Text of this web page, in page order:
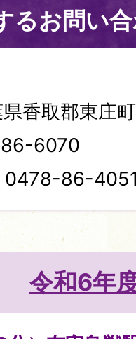
るお問い
香取郡東庄
6070
0478-86-
令和6年